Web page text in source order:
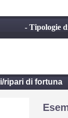
- Tipologie
ripari di fortuna